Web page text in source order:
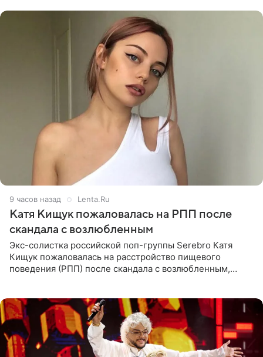
9 часов назад Lenta.Ru
Катя Кищук пожаловалась на РПП после
скандала с возлюбленным
Экс-солистка российской поп-группы Serebro Катя
Кищук пожаловалась на расстройство пищевого
поведения (РПП) после скандала с возлюбленным,